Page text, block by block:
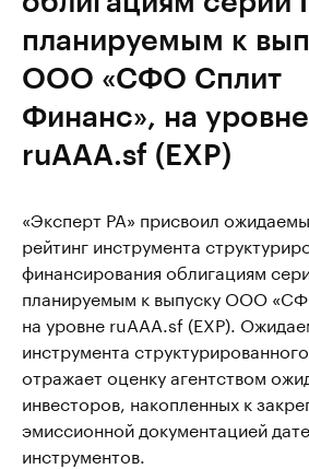
планируемым к
ООО «СФО Сплит
Финанс», на уровне
ruAAA.sf (EXP)
«Эксперт РА» присвоил
рейтинг инструмента
финансирования облигациям
планируемым к выпуску ООО
на уровне ruAAA.sf (EXP).
инструмента
отражает оценку агентством
инвесторов, накопленных к
эмиссионной документацией
инструментов.